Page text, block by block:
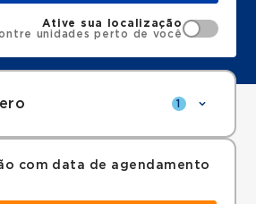
Ative sua localização
unidades perto de você
1
com data de agendamento